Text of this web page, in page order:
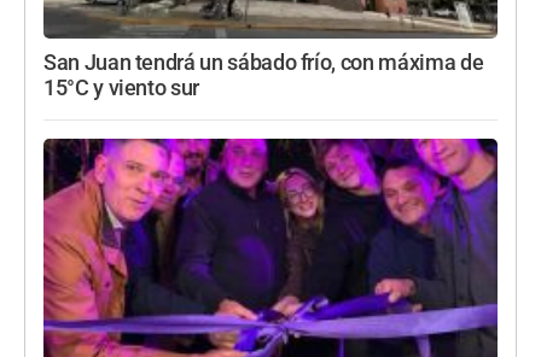
San Juan tendrá un sábado frío, con máxima de
15°C y viento sur